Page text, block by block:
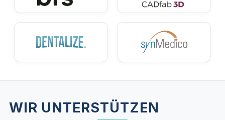
WIR UNTERSTÜTZEN